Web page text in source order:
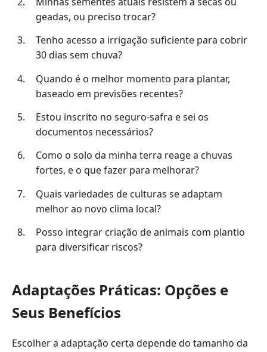
geadas, ou preciso trocar?
Tenho acesso a irrigação suficiente para cobrir
30 dias sem chuva?
Quando é o melhor momento para plantar,
baseado em previsões recentes?
Estou inscrito no seguro-safra e sei os
documentos necessários?
Como o solo da minha terra reage a chuvas
fortes, e o que fazer para melhorar?
Quais variedades de culturas se adaptam
melhor ao novo clima local?
Posso integrar criação de animais com plantio
para diversificar riscos?
Adaptações Práticas: Opções e
Seus Benefícios
Escolher a adaptação certa depende do tamanho da